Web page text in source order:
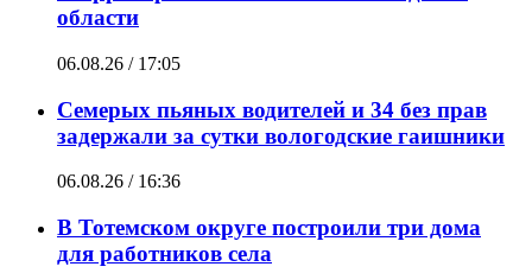
области
06.08.26 / 17:05
Семерых пьяных водителей и 34 без прав
задержали за сутки вологодские гаишники
06.08.26 / 16:36
В Тотемском округе построили три дома
для работников села